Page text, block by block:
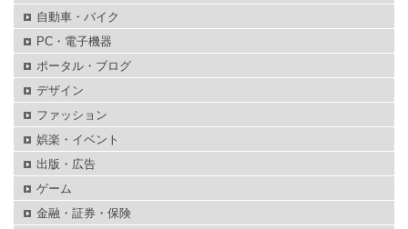
自動車・バイク
PC・電子機器
ポータル・ブログ
デザイン
ファッション
娯楽・イベント
出版・広告
ゲーム
金融・証券・保険